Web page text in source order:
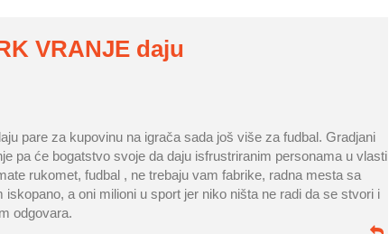
VRANJE daju
pare za kupovinu na igrača sada još više za fudbal. Gradjani
pa će bogatstvo svoje da daju isfrustriranim personama u vlasti
rukomet, fudbal , ne trebaju vam fabrike, radna mesta sa
a oni milioni u sport jer niko ništa ne radi da se stvori i
odgovara.